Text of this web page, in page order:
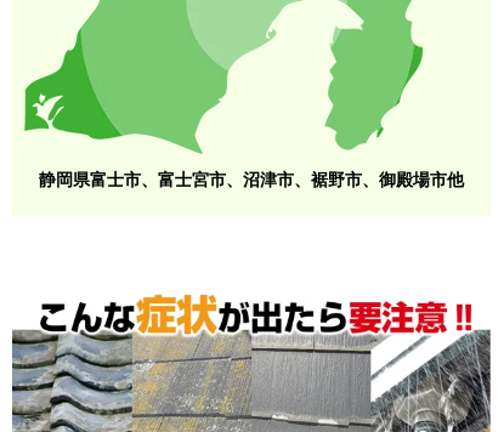
静岡県富士市、富士宮市、沼津市、裾野市、御殿場市他